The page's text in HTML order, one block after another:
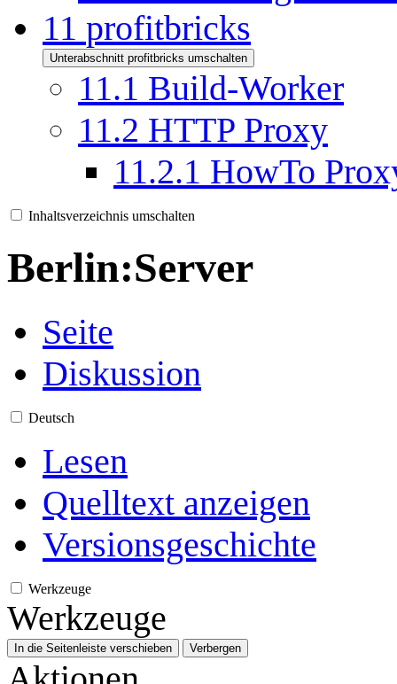
11 profitbricks
Unterabschnitt profitbricks umschalten
11.1 Build-Worker
11.2 HTTP Proxy
11.2.1 HowTo
Inhaltsverzeichnis umschalten
Berlin:Server
Seite
Diskussion
Deutsch
Lesen
Quelltext anzeigen
Versionsgeschichte
Werkzeuge
Werkzeuge
In die Seitenleiste verschieben Verbergen